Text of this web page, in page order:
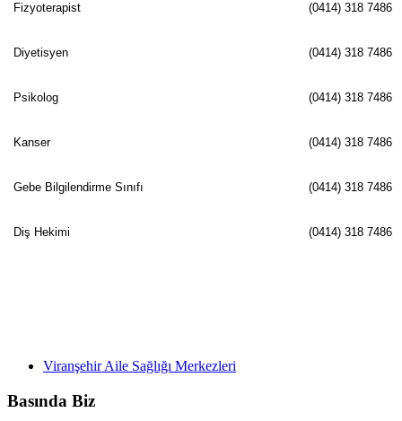
Fizyoterapist (0414) 318 7486
Diyetisyen (0414) 318 7486
Psikolog (0414) 318 7486
Kanser (0414) 318 7486
Gebe Bilgilendirme Sınıfı (0414) 318 7486
Diş Hekimi (0414) 318 7486
Viranşehir Aile Sağlığı Merkezleri
Basında Biz